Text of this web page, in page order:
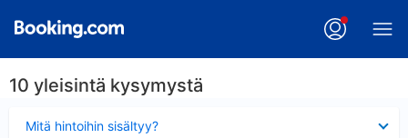
10 yleisintä kysymystä
Mitä hintoihin sisältyy?